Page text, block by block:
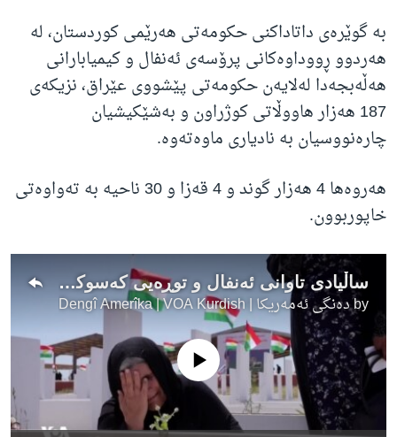
بە گوێرەی داتاداکنی حکومەتی هەرێمی کوردستان، لە
هەردوو ڕووداوەکانی پرۆسەی ئەنفال و کیمیابارانی
هەڵەبجەدا لەلایەن حکومەتی پێشووی عێراق، نزیکەی
187 هەزار هاووڵاتی کوژراون و بەشێکیشیان
چارەنووسیان بە نادیاری ماوەتەوە.
هەروەها 4 هەزار گوند و 4 قەزا و 30 ناحیە بە تەواوەتی
خاپوربوون.
ساڵیادی تاوانی ئەنفال و توڕەیی کەسوکاری ئەنفالکراوەکان
byدەنگی ئەمەریکا | Dengî Amerîka | VOA Kurdish
No media source currently available